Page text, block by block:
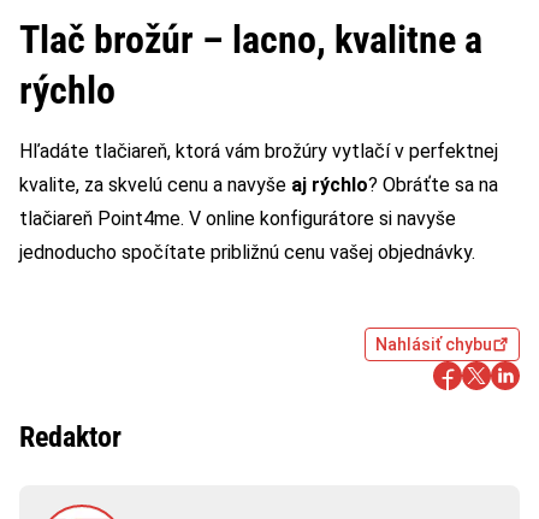
Tlač brožúr – lacno, kvalitne a
rýchlo
Hľadáte tlačiareň, ktorá vám brožúry vytlačí v perfektnej
kvalite, za skvelú cenu a navyše aj rýchlo? Obráťte sa na
tlačiareň Point4me. V online konfigurátore si navyše
jednoducho spočítate približnú cenu vašej objednávky.
Nahlásiť chybu
Redaktor